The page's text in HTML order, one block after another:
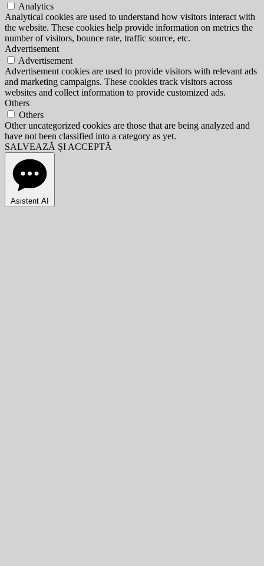
Analytics
Analytical cookies are used to understand how visitors interact with
the website. These cookies help provide information on metrics the
number of visitors, bounce rate, traffic source, etc.
Advertisement
Advertisement
Advertisement cookies are used to provide visitors with relevant ads
and marketing campaigns. These cookies track visitors across
websites and collect information to provide customized ads.
Others
Others
Other uncategorized cookies are those that are being analyzed and
have not been classified into a category as yet.
SALVEAZĂ ȘI ACCEPTĂ
Asistent AI